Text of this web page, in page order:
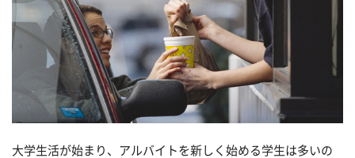
大学生活が始まり、アルバイトを新しく始める学生は多いの